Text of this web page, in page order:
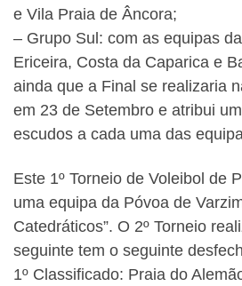
e Vila Praia de Âncora;
– Grupo Sul: com as equipas
Ericeira, Costa da Caparica e
ainda que a Final se realizaria
em 23 de Setembro e atribui
escudos a cada uma das
Este 1º Torneio de Voleibol de
uma equipa da Póvoa de
Catedráticos”. O 2º Torneio
seguinte tem o seguinte
1º Classificado: Praia do